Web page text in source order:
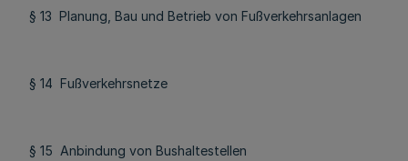
§ 13 Planung, Bau und Betrieb von Fußverkehrsanlagen
§ 14 Fußverkehrsnetze
§ 15 Anbindung von Bushaltestellen